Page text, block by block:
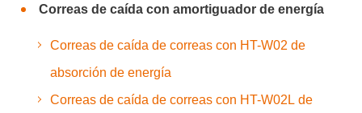
Correas de caída con amortiguador de energía
Correas de caída de correas con HT-W02 de
absorción de energía
Correas de caída de correas con HT-W02L de